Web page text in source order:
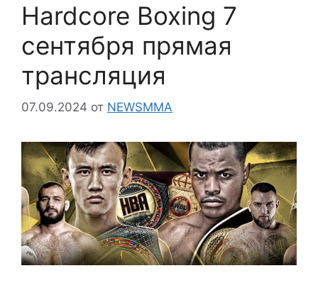
Hardcore Boxing 7
сентября прямая
трансляция
07.09.2024 от NEWSMMA